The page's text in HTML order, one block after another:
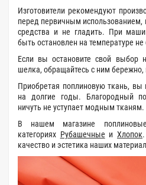
Изготовители рекомендуют
перед первичным
средства и не гладить. При
быть остановлен на температуре не
Если вы остановите свой выбор
шелка, обращайтесь с ним
Приобретая поплиновую ткань, вы
на долгие годы. Благородный
ничуть не уступает модным тканям.
В нашем магазине
категориях Рубашечные иХлопок
качество и эстетика наших